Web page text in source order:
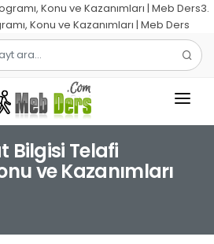
Konu ve Kazanımları | Meb Ders3.
Konu ve Kazanımları | Meb Ders
Bilgisi Telafi
ve Kazanımları